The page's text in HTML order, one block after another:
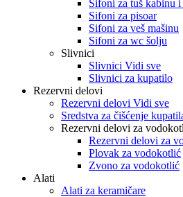
Sifoni za tuš kabinu i
Sifoni za pisoar
Sifoni za veš mašinu
Sifoni za wc šolju
Slivnici
Slivnici Vidi sve
Slivnici za kupatilo
Rezervni delovi
Rezervni delovi Vidi sve
Sredstva za čišćenje
Rezervni delovi za
Rezervni delovi za
Plovak za vodokotlić
Zvono za vodokotlić
Alati
Alati za keramičare